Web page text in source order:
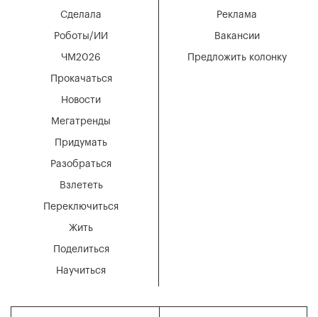
Мегатренды
Придумать
Разобраться
Взлететь
Новости
Переключиться
Жить
Поделиться
Научиться
Сделала
Роботы/ИИ
ЧМ2026
Прокачаться
Вакансии
Реклама
Предложить колонку